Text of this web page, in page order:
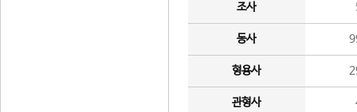
조사
동사
형용사
관형사